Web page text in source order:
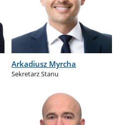
Arkadiusz Myrcha
Sekretarz Stanu